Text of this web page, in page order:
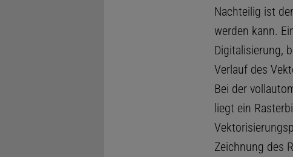
Nachteilig ist
werden kann.
Digitalisierung,
Verlauf des
Bei der
liegt ein
Zeichnung des